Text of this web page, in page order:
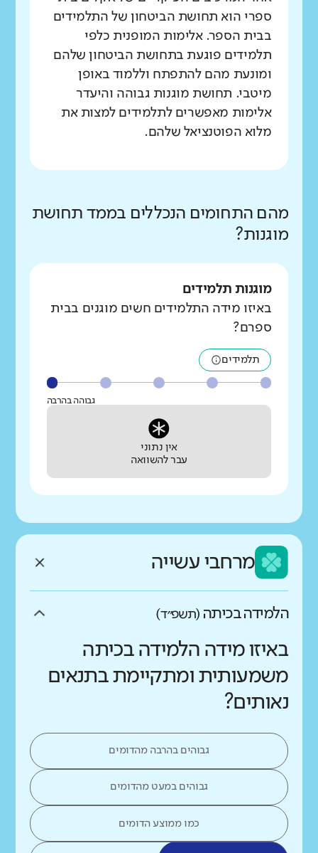
ספרי הוא תחושת הביטחון של התלמידים
בבית הספר. אלימות המופנית כלפי
תלמידים פוגעת בתחושת הביטחון שלהם
ומונעת מהם להתפתח וללמוד באופן
מיטבי. תחושת מוגנות גבוהה והיעדר
אלימות מאפשרים לתלמידים למצות את
מלוא הפוטנציאל שלהם.
מהם התחומים הנכללים בממד תחושת
מוגנות?
מוגנות תלמידים
באיזו מידה התלמידים חשים מוגנים בבית
ספרם?
תלמידים
גבוהה בהרבה
אין נתוני
עבר להשוואה
מרחבי עשייה
הלמידה בכיתה (תשפ״ד)
באיזו מידה הלמידה בכיתה
משמעותית ומתקיימת בתנאים
נאותים?
גבוהים בהרבה מהדומים
גבוהים במעט מהדומים
כמו ממוצע הדומים